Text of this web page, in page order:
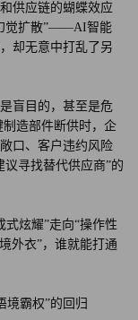
供应链的蝴蝶效应
觉扩散”——AI智能
却无意中打乱了另
盲目的，甚至是危
造部件断供时，企
口、客户违约风险
寻找替代供应商”的
式炫耀”走向“操作性
外衣”，谁就能打通
境霸权”的回归